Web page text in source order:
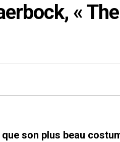
«
son plus beau